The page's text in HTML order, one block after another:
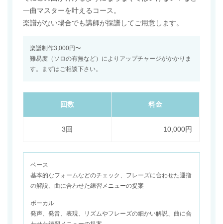
一曲マスターを叶えるコース。
楽譜がない場合でも講師が採譜してご用意します。
楽譜制作3,000円〜
難易度（ソロの有無など）によりアップチャージがかかりま
す。まずはご相談下さい。
回数 料金
3回 10,000円
ベース
基本的なフォームなどのチェック、フレーズに合わせた運指
の解説、曲に合わせた練習メニューの提案
ボーカル
発声、発音、表現、リズムやフレーズの細かい解説、曲に合